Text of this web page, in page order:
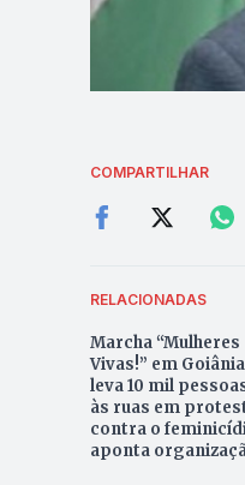
COMPARTILHAR
RELACIONADAS
Marcha “Mulheres
Vivas!” em Goiânia
leva 10 mil
às ruas em
contra o
aponta